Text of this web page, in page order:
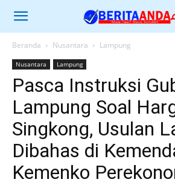
Beranda Nusantara Lampung
Nusantara Lampung
Pasca Instruksi
Lampung Soal
Singkong, Usulan
Dibahas di
Kemenko